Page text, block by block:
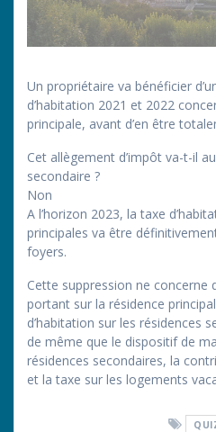
Un propriétaire va bénéficier
d’habitation 2021 et 2022
principale, avant d’en être
Cet allègement d’impôt va-t-il
secondaire ?
Non
A l’horizon 2023, la taxe
principales va être
foyers.
Cette suppression ne concerne
portant sur la résidence
d’habitation sur les résidences
de même que le dispositif de
résidences secondaires, la
et la taxe sur les logements